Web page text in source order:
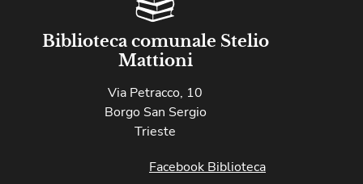
Biblioteca comunale Stelio
Mattioni
Via Petracco, 10
Borgo San Sergio
Trieste
Facebook Biblioteca